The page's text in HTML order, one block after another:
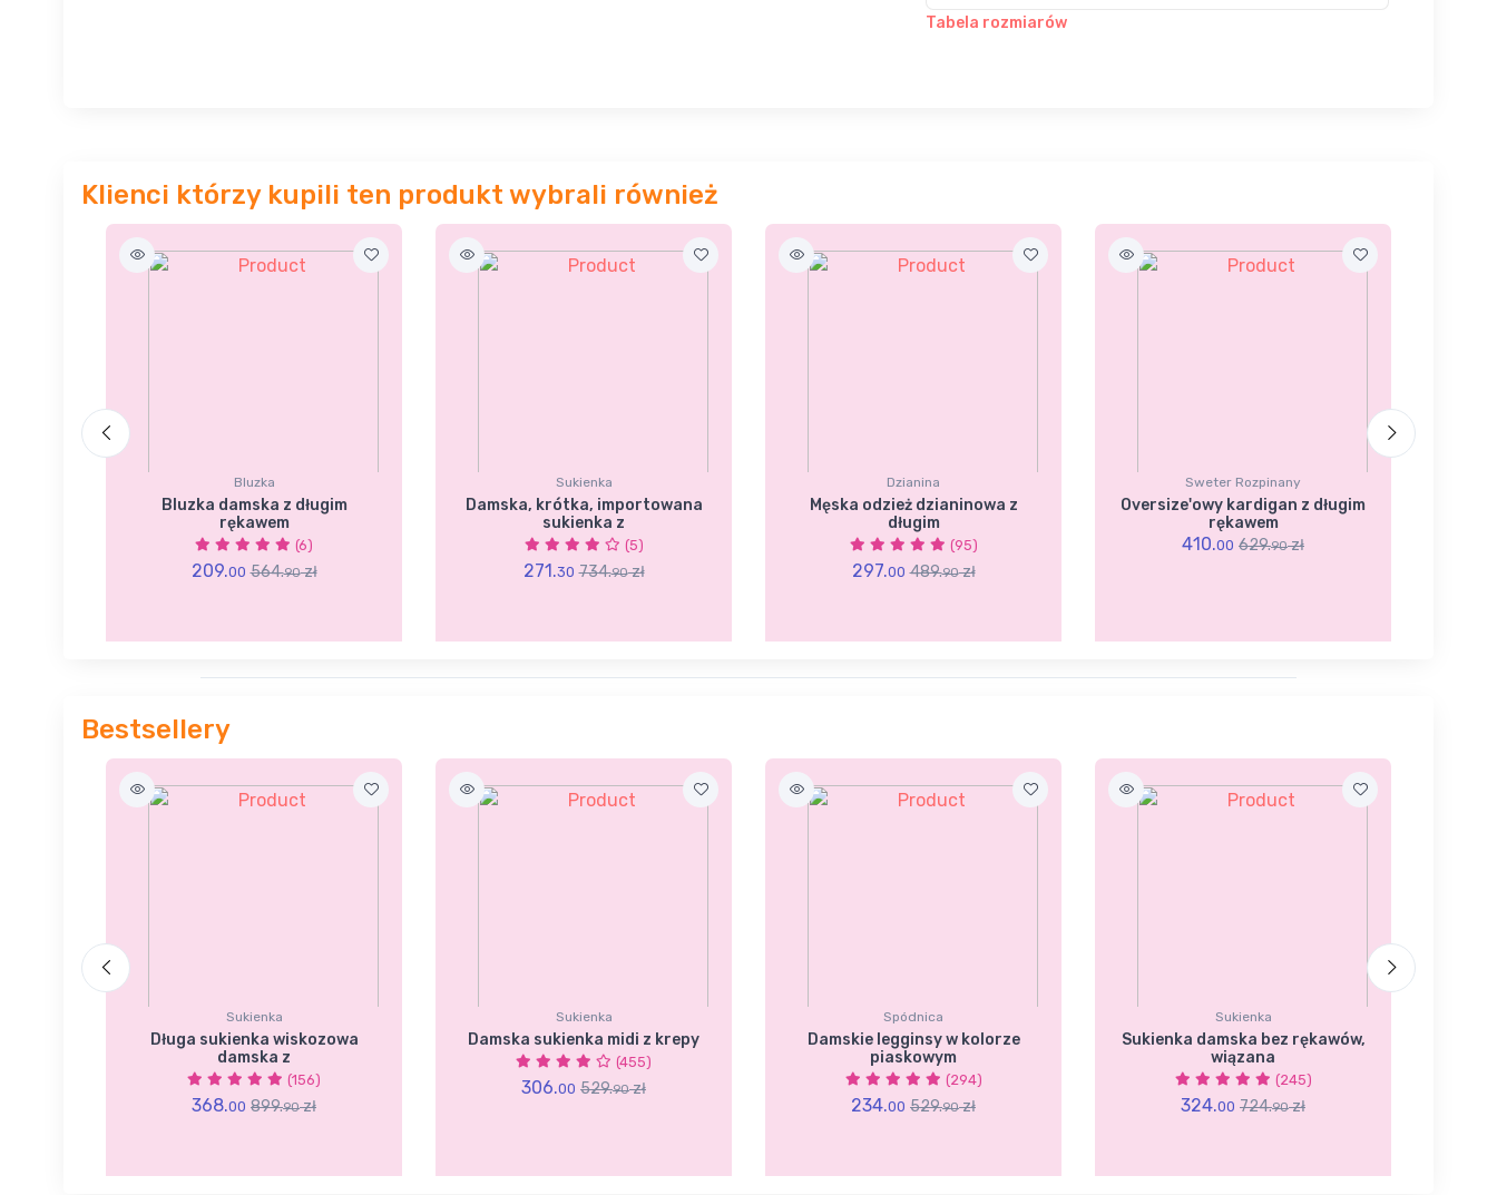
Tabela rozmiarów
Klienci którzy kupili ten produkt wybrali również
Bluzka
Bluzka damska z długim
rękawem
(6)
209.00 564.90zł
Sukienka
Damska, krótka, importowana
sukienka z
(5)
271.30 734.90zł
Dzianina
Męska odzież dzianinowa z
długim
(95)
297.00 489.90zł
Sweter Rozpinany
Oversize'owy kardigan z długim
rękawem
410.00 629.90zł
Bestsellery
Sukienka
Długa sukienka wiskozowa
damska z
(156)
368.00 899.90zł
Sukienka
Damska sukienka midi z krepy
(455)
306.00 529.90zł
Spódnica
Damskie legginsy w kolorze
piaskowym
(294)
234.00 529.90zł
Sukienka
Sukienka damska bez rękawów,
wiązana
(245)
324.00 724.90zł